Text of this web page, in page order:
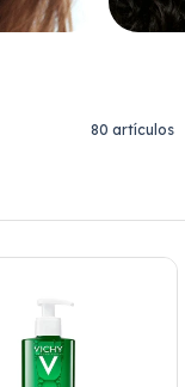
80 artículos